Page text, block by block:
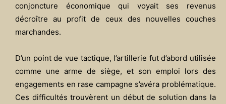
conjoncture économique qui voyait ses revenus
décroître au profit de ceux des nouvelles couches
marchandes.
D’un point de vue tactique, l’artillerie fut d’abord utilisée
comme une arme de siège, et son emploi lors des
engagements en rase campagne s’avéra problématique.
Ces difficultés trouvèrent un début de solution dans la